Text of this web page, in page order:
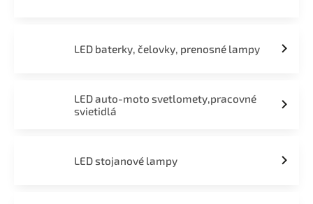
LED baterky, čelovky, prenosné lampy
LED auto-moto svetlomety,pracovné
svietidlá
LED stojanové lampy